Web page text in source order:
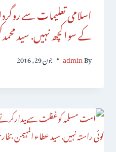
اسلامی تعلیمات سے
کے سواکچھ نہیں. سید
By
admin جون 29, 2016